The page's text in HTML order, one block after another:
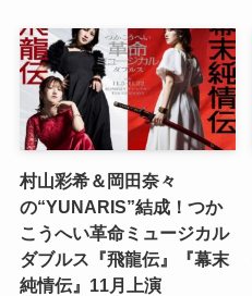
村山彩希＆岡田奈々
の“YUNARIS”結成！つか
こうへい革命ミュージカル
ダブルス『飛龍伝』『幕末
純情伝』11月上演